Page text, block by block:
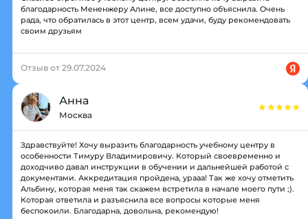
благодарность Мененжеру Алине, все доступно объяснила. Очень
рада, что обратилась в этот центр, всем удачи, буду рекомендовать
своим друзьям
Отзыв от 29.07.2024
Анна
Москва
Здравствуйте! Хочу выразить благодарность учебному центру в
особенности Тимуру Владимировичу. Который своевременно и
доходчиво давал инструкции в обучении и дальнейшей работой с
документами. Аккредитация пройдена, урааа! Так же хочу отметить
Альбину, которая меня так скажем встретила в начале моего пути ;).
Которая ответила и разъяснила все вопросы которые меня
беспокоили. Благодарна, довольна, рекомендую!